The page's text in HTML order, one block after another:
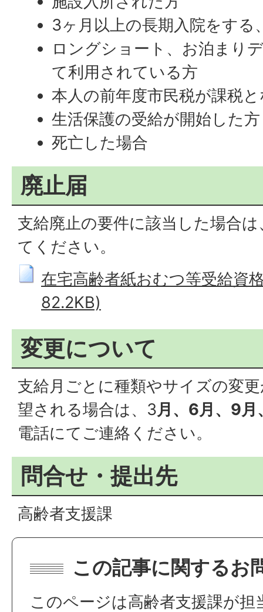
3ヶ月以上の長期入院をする
ロングショート、お泊まり
て利用されている方
本人の前年度市民税が課税
生活保護の受給が開始した方
死亡した場合
廃止届
支給廃止の要件に該当した場合
てください。
在宅高齢者紙おむつ等受給資
82.2KB)
変更について
支給月ごとに種類やサイズの変
望される場合は、3月、6月、9月
電話にてご連絡ください。
問合せ・提出先
高齢者支援課
この記事に関するお
このページは高齢者支援課が担